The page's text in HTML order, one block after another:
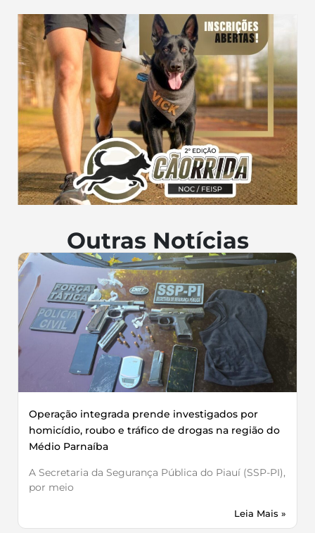
Outras Notícias
Operação integrada prende investigados por
homicídio, roubo e tráfico de drogas na região do
Médio Parnaíba
A Secretaria da Segurança Pública do Piauí (SSP-PI),
por meio
Leia Mais »